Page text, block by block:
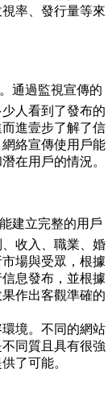
率、發行量等來
通過監視宣傳的
人看到了發布的
進壹步了解了信
絡宣傳使用戶能
在用戶的情況。
建立完整的用戶
收入、職業、婚
場與受眾，根據
息發布，並根據
作出客觀準確的
境。不同的網站
同質且具有很強
了可能。